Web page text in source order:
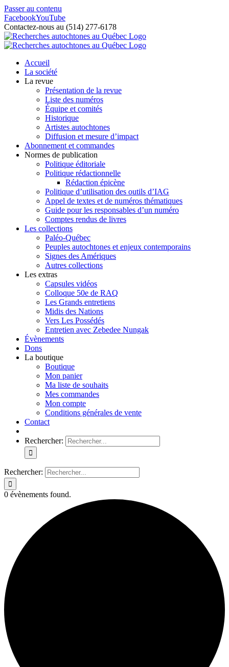
Passer au contenu
FacebookYouTube
Contactez-nous au (514) 277-6178
Accueil
La société
La revue
Présentation de la revue
Liste des numéros
Équipe et comités
Historique
Artistes autochtones
Diffusion et mesure d’impact
Abonnement et commandes
Normes de publication
Politique éditoriale
Politique rédactionnelle
Rédaction épicène
Politique d’utilisation des outils d’IAG
Appel de textes et de numéros thématiques
Guide pour les responsables d’un numéro
Comptes rendus de livres
Les collections
Paléo-Québec
Peuples autochtones et enjeux contemporains
Signes des Amériques
Autres collections
Les extras
Capsules vidéos
Colloque 50e de RAQ
Les Grands entretiens
Midis des Nations
Vers Les Possédés
Entretien avec Zebedee Nungak
Évènements
Dons
La boutique
Boutique
Mon panier
Ma liste de souhaits
Mes commandes
Mon compte
Conditions générales de vente
Contact
Rechercher:
Rechercher:
0 évènements found.